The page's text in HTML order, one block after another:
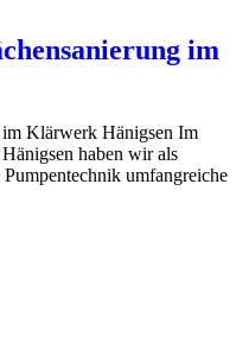
im
im Klärwerk Hänigsen Im
haben wir als
umfangreiche